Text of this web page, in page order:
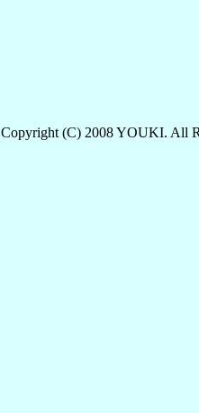
Copyright (C) 2008 YOUKI. All